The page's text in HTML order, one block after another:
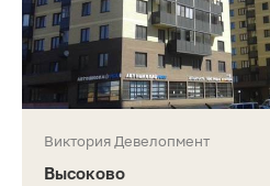
Виктория Девелопмент
Высоково